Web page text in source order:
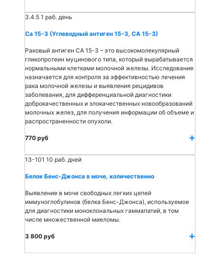
3.4.5 1 раб. день
Са 15-3 (Углеводный антиген 15-3, СА 15-3)
Раковый антиген СА 15-3 – это высокомолекулярный
гликопротеин муцинового типа, который вырабатывается
нормальными клетками молочной железы. Исследование
назначается для контроля за эффективностью лечения
рака молочной железы и выявления рецидивов
заболевания, для дифференциальной диагностики
доброкачественных и злокачественных новообразований
молочных желез, для получения информации об объеме и
распространенности опухоли.
770 руб
13-101 10 раб. дней
Белок Бенс-Джонса в моче, количественно
Выявление в моче свободных легких цепей
иммуноглобулинов (белка Бенс-Джонса), используемое
для диагностики моноклональных гаммапатий, в том
числе множественной миеломы.
3 800 руб